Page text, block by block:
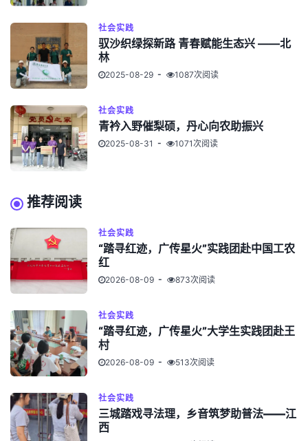
社会实践
驭沙织绿探新路 青春赋能生态兴 ——北
林
2025-08-29 1087次阅读
社会实践
青衿入野催梨硕，丹心向农助振兴
2025-08-31 1071次阅读
推荐阅读
社会实践
“踏寻红迹，广传星火”实践团赴中国工农
红
2026-08-09 873次阅读
社会实践
“踏寻红迹，广传星火”大学生实践团赴王
村
2026-08-09 513次阅读
社会实践
三城踏戏寻法理，乡音筑梦助普法——江
西